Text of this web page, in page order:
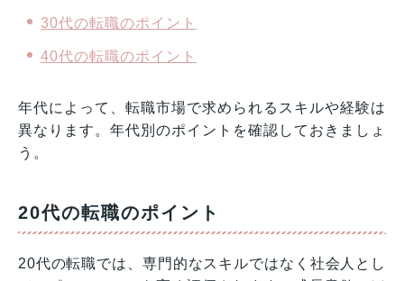
30代の転職のポイント
40代の転職のポイント
年代によって、転職市場で求められるスキルや経験は
異なります。年代別のポイントを確認しておきましょ
う。
20代の転職のポイント
20代の転職では、専門的なスキルではなく社会人とし